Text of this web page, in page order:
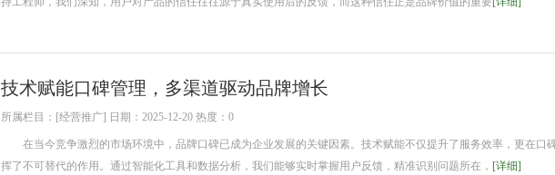
技术赋能口碑管理，多渠道驱动品牌增长
所属栏目：[经营推广] 日期：2025-12-20 热度：0
在当今竞争激烈的市场环境中，品牌口碑已成为企业发展的关键因素。技术赋能不仅提升了服务效率，更在口
挥了不可替代的作用。通过智能化工具和数据分析，我们能够实时掌握用户反馈，精准识别问题所在， [详细]